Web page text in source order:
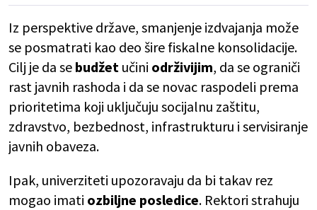
Iz perspektive države, smanjenje izdvajanja može
se posmatrati kao deo šire fiskalne konsolidacije.
Cilj je da se budžet učini održivijim, da se ograniči
rast javnih rashoda i da se novac raspodeli prema
prioritetima koji uključuju socijalnu zaštitu,
zdravstvo, bezbednost, infrastrukturu i servisiranje
javnih obaveza.
Ipak, univerziteti upozoravaju da bi takav rez
mogao imati ozbiljne posledice. Rektori strahuju